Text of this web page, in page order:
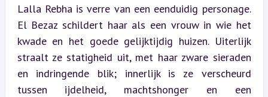
Lalla Rebha is verre van een eenduidig personage.
El Bezaz schildert haar als een vrouw in wie het
kwade en het goede gelijktijdig huizen. Uiterlijk
straalt ze statigheid uit, met haar zware sieraden
en indringende blik; innerlijk is ze verscheurd
tussen ijdelheid, machtshonger en een